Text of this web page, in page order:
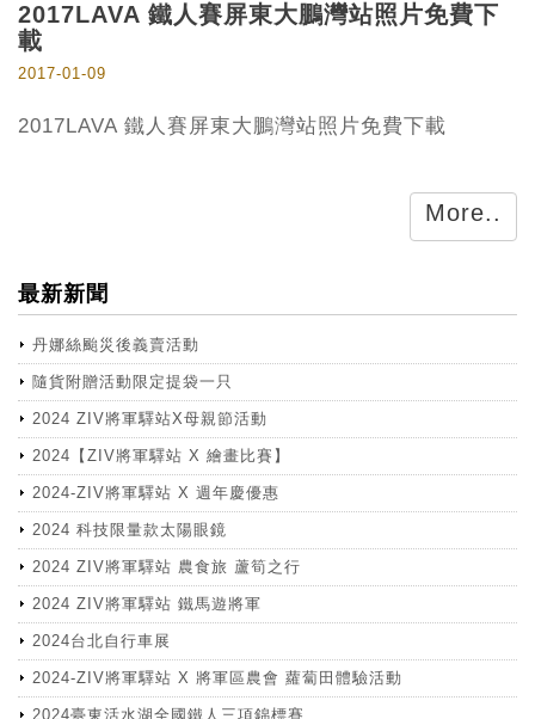
2017LAVA 鐵人賽屏東大鵬灣站照片免費下
載
2017-01-09
2017LAVA 鐵人賽屏東大鵬灣站照片免費下載
More..
最新新聞
丹娜絲颱災後義賣活動
隨貨附贈活動限定提袋一只
2024 ZIV將軍驛站X母親節活動
2024【ZIV將軍驛站 X 繪畫比賽】
2024-ZIV將軍驛站 X 週年慶優惠
2024 科技限量款太陽眼鏡
2024 ZIV將軍驛站 農食旅 蘆筍之行
2024 ZIV將軍驛站 鐵馬遊將軍
2024台北自行車展
2024-ZIV將軍驛站 X 將軍區農會 蘿蔔田體驗活動
2024臺東活水湖全國鐵人三項錦標賽